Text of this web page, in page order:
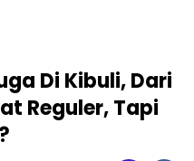
Di Kibuli, Dari
Reguler, Tapi